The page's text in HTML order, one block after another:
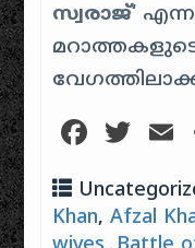
സ്വരാജ്‘
Khan,Afzal